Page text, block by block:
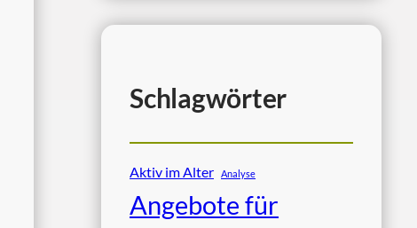
Schlagwörter
Aktiv im Alter Analyse
Angebote für